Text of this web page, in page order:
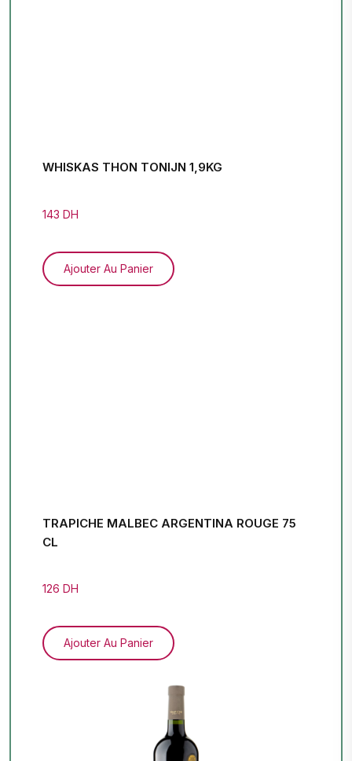
WHISKAS THON TONIJN 1,9KG
143 DH
Ajouter Au Panier
TRAPICHE MALBEC ARGENTINA ROUGE 75
CL
126 DH
Ajouter Au Panier